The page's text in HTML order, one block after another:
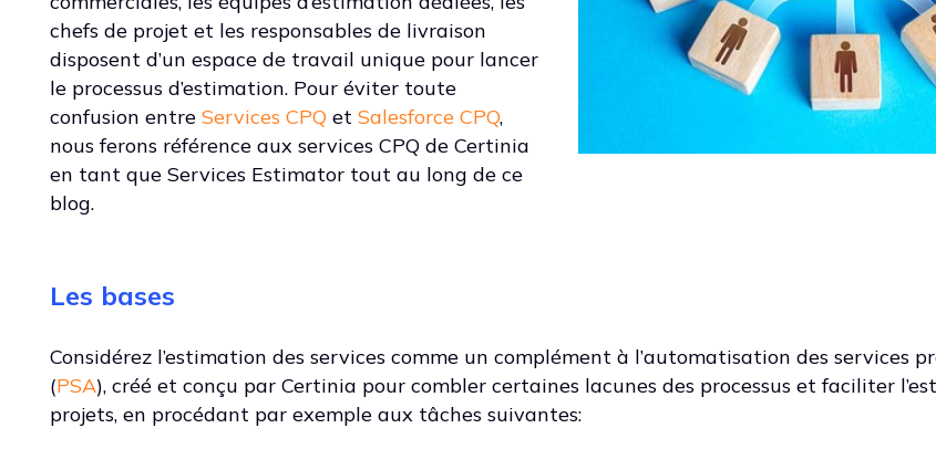
chefs de projet et les responsables de livraison
disposent d’un espace de travail unique pour lancer
le processus d’estimation. Pour éviter toute
confusion entre Services CPQ et Salesforce CPQ,
nous ferons référence aux services CPQ de Certinia
en tant que Services Estimator tout au long de ce
blog.
Les bases
Considérez l’estimation des services comme un complément à l’automatisation des services
(PSA), créé et conçu par Certinia pour combler certaines lacunes des processus et faciliter
projets, en procédant par exemple aux tâches suivantes: